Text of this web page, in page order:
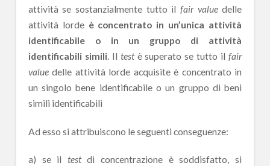
attività se sostanzialmente tutto il fair valuedelle
attività lorde è concentrato in un’unica attività
identificabile o in un gruppo di attività
identificabili simili. Il testè superato se tutto ilfair
valuedelle attività lorde acquisite è concentrato in
un singolo bene identificabile o un gruppo di beni
simili identificabili
Ad esso si attribuiscono le seguenti conseguenze:
a) se il testdi concentrazione è soddisfatto, si